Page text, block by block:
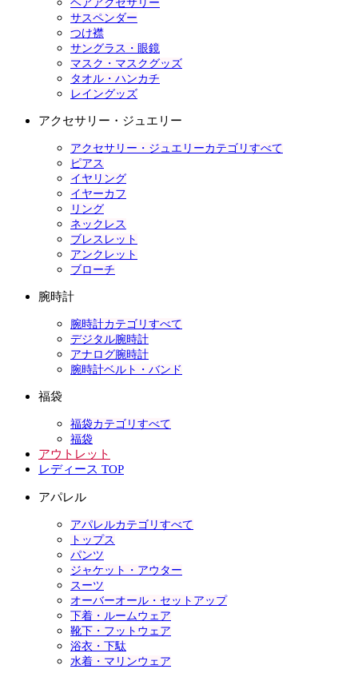
ヘアアクセサリー
サスペンダー
つけ襟
サングラス・眼鏡
マスク・マスクグッズ
タオル・ハンカチ
レイングッズ
アクセサリー・ジュエリー
アクセサリー・ジュエリーカテゴリすべて
ピアス
イヤリング
イヤーカフ
リング
ネックレス
ブレスレット
アンクレット
ブローチ
腕時計
腕時計カテゴリすべて
デジタル腕時計
アナログ腕時計
腕時計ベルト・バンド
福袋
福袋カテゴリすべて
福袋
アウトレット
レディース TOP
アパレル
アパレルカテゴリすべて
トップス
パンツ
ジャケット・アウター
スーツ
オーバーオール・セットアップ
下着・ルームウェア
靴下・フットウェア
浴衣・下駄
水着・マリンウェア